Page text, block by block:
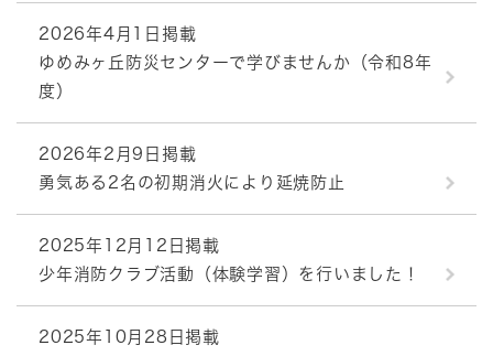
2026年4月1日掲載
ゆめみヶ丘防災センターで学びませんか（令和8年
度）
2026年2月9日掲載
勇気ある2名の初期消火により延焼防止
2025年12月12日掲載
少年消防クラブ活動（体験学習）を行いました！
2025年10月28日掲載